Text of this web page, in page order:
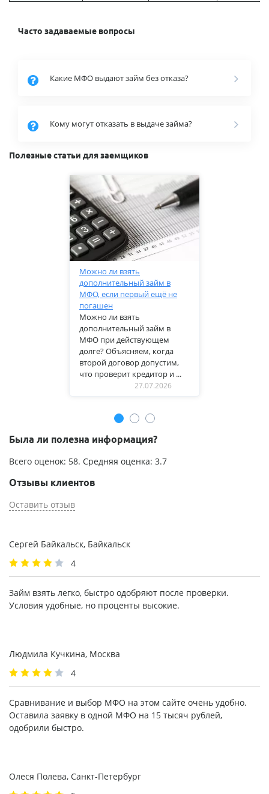
Часто задаваемые вопросы
Какие МФО выдают займ без отказа?
Кому могут отказать в выдаче займа?
Полезные статьи для заемщиков
Можно ли взять
дополнительный займ в
МФО, если первый ещё не
погашен
Можно ли взять
дополнительный займ в
МФО при действующем
долге? Объясняем, когда
второй договор допустим,
что проверит кредитор и ...
27.07.2026
Была ли полезна информация?
Всего оценок: 58. Средняя оценка: 3.7
Отзывы клиентов
Оставить отзыв
Сергей Байкальск, Байкальск
4
Займ взять легко, быстро одобряют после проверки.
Условия удобные, но проценты высокие.
Людмила Кучкина, Москва
4
Сравнивание и выбор МФО на этом сайте очень удобно.
Оставила заявку в одной МФО на 15 тысяч рублей,
одобрили быстро.
Олеся Полева, Санкт-Петербург